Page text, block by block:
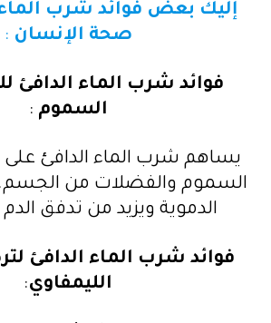
إليك بعض فوائد شرب الماء
صحة الإنسان :
فوائد شرب الماء الدافئ
السموم :
يساهم شرب الماء الدافئ على
السموم والفضلات من
الدموية ويزيد من تدفق الدم
فوائد شرب الماء الدافئ
الليمفاوي: